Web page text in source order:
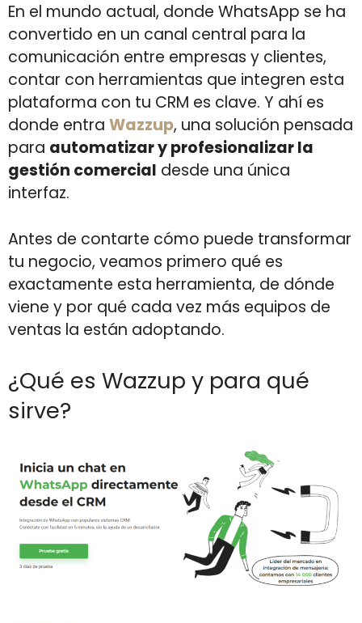
En el mundo actual, donde WhatsApp se ha
convertido en un canal central para la
comunicación entre empresas y clientes,
contar con herramientas que integren esta
plataforma con tu CRM es clave. Y ahí es
donde entra Wazzup, una solución pensada
para automatizar y profesionalizar la
gestión comercial desde una única
interfaz.
Antes de contarte cómo puede transformar
tu negocio, veamos primero qué es
exactamente esta herramienta, de dónde
viene y por qué cada vez más equipos de
ventas la están adoptando.
¿Qué es Wazzup y para qué
sirve?